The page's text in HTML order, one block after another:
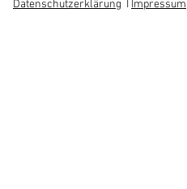
Datenschutzerklärung IImpressum